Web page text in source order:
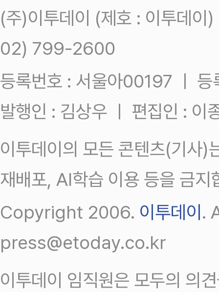
(주)이투데이 (제호 : 이투데
02) 799-2600
등록번호 : 서울아00197 ㅣ
발행인 : 김상우 ㅣ 편집인 : 이
이투데이의 모든 콘텐츠(기사)
재배포, AI학습 이용 등을 금지
Copyright 2006. 이투데이 .
press@etoday.co.kr
이투데이 임직원은 모두의 의